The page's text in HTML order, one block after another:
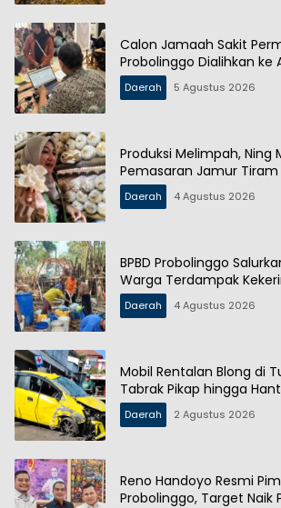
Calon Jamaah Sakit
Probolinggo Dialihkan ke
Daerah 5 Agustus 2026
Produksi Melimpah, Ning
Pemasaran Jamur Tiram
Daerah 4 Agustus 2026
BPBD Probolinggo
Warga Terdampak
Daerah 4 Agustus 2026
Mobil Rentalan Blong di
Tabrak Pikap hingga
Daerah 2 Agustus 2026
Reno Handoyo Resmi
Probolinggo, Target Naik